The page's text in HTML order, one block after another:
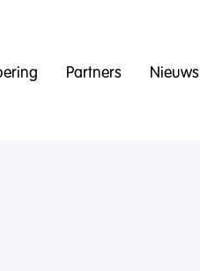
Partners Nieuws